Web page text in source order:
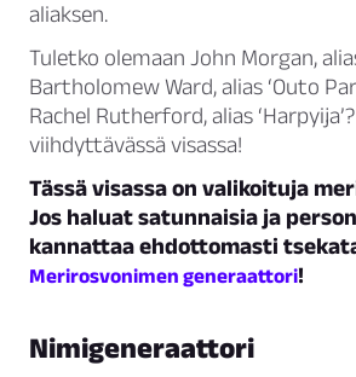
aliaksen.
Tuletko olemaan John Morgan,
Bartholomew Ward, alias ‘Outo
Rachel Rutherford, alias
viihdyttävässä visassa!
Tässä visassa on valikoituja
Jos haluat satunnaisia ja
kannattaa ehdottomasti
Merirosvonimen generaattori!
Nimigeneraattori